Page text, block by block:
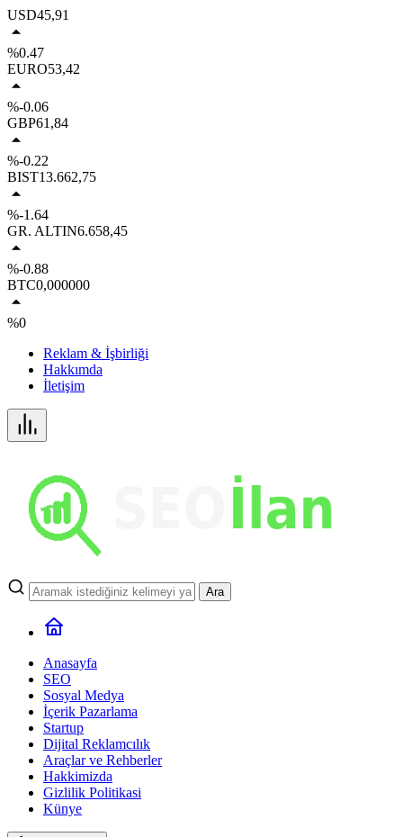
USD45,91
%0.47
EURO53,42
%-0.06
GBP61,84
%-0.22
BIST13.662,75
%-1.64
GR. ALTIN6.658,45
%-0.88
BTC0,000000
%0
Reklam & İşbirliği
Hakkımda
İletişim
Ara
Anasayfa
SEO
Sosyal Medya
İçerik Pazarlama
Startup
Dijital Reklamcılık
Araçlar ve Rehberler
Hakkimizda
Gizlilik Politikasi
Künye